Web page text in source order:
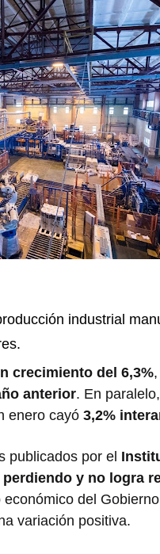
industrial
crecimiento del 6,3%
anterior. En
enero cayó 3,2%
publicados por el
y no logra
del
variación positiva.